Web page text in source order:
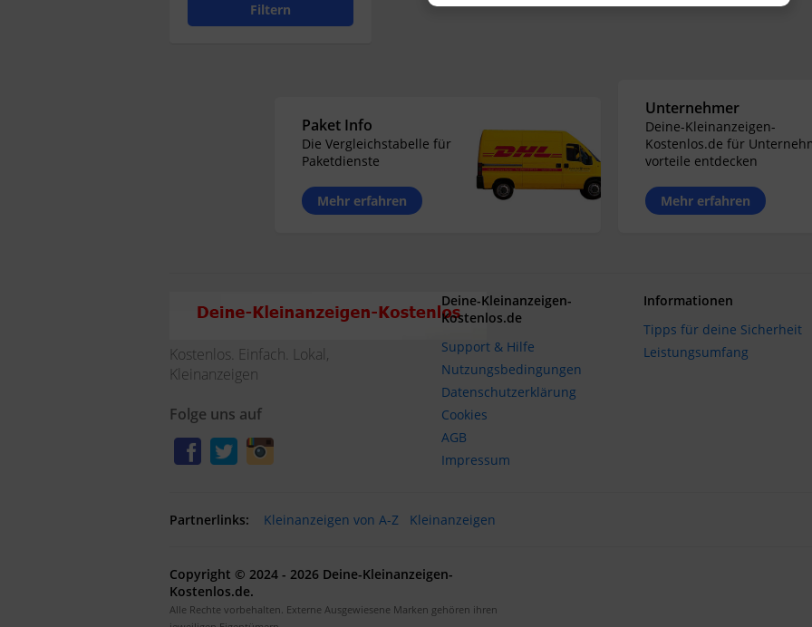
Filtern
Paket Info
Die Vergleichstabelle für
Paketdienste
Mehr erfahren
Unternehmer
Deine-Kleinanzeigen-
Kostenlos.de für
vorteile entdecken
Mehr erfahren
Kostenlos. Einfach. Lokal,
Kleinanzeigen
Folge uns auf
Deine-Kleinanzeigen-
Kostenlos.de
Support & Hilfe
Nutzungsbedingungen
Datenschutzerklärung
Cookies
AGB
Impressum
Informationen
Tipps für deine Sicherheit
Leistungsumfang
Partnerlinks: Kleinanzeigen von A-Z Kleinanzeigen
Copyright © 2024 - 2026 Deine-Kleinanzeigen-
Kostenlos.de.
Alle Rechte vorbehalten. Externe Ausgewiesene Marken gehören ihren